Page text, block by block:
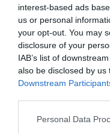
interest-based ads
us or personal
your opt-out. You may
disclosure of your
IAB’s list of
also be disclosed by
Downstream
Personal Data
ECONOMÍA
El ‘gran’
usuarios
15,5%
Cristina Martín
SOCIEDAD
Ataque
Redacción